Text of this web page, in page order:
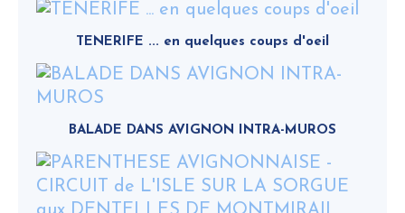
TENERIFE ... en quelques coups d'oeil
BALADE DANS AVIGNON INTRA-MUROS